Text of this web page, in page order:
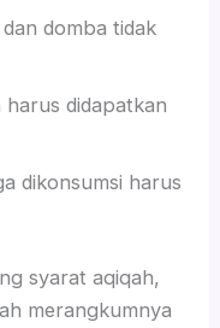
domba tidak
didapatkan
dikonsumsi harus
syarat aqiqah,
merangkumnya